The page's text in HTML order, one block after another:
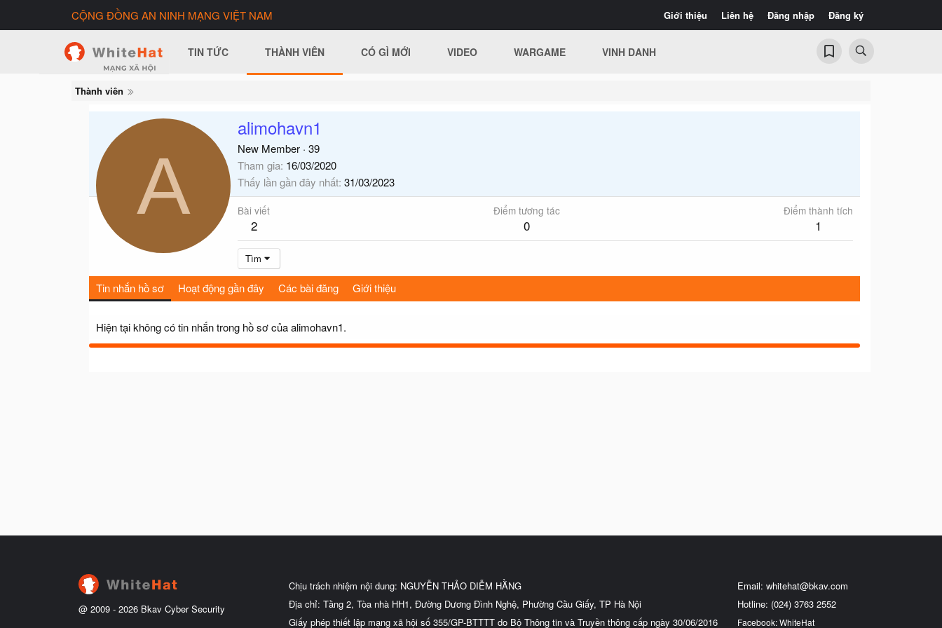
Giới thiệu Liên hệ Đăng nhập Đăng ký
CỘNG ĐỒNG AN NINH MẠNG VIỆT NAM
TIN TỨC THÀNH VIÊN CÓ GÌ MỚI VIDEO WARGAME VINH DANH
Thành viên
A
alimohavn1
New Member · 39
Tham gia 16/03/2020
Thấy lần gần đây nhất 31/03/2023
Bài viết
2
Điểm tương tác
0
Điểm thành tích
1
Tìm
Tin nhắn hồ sơ Hoạt động gần đây Các bài đăng Giới thiệu
Hiện tại không có tin nhắn trong hồ sơ của alimohavn1.
@ 2009 - 2026 Bkav Cyber Security
Chịu trách nhiệm nội dung: NGUYỄN THẢO DIỄM HẰNG
Địa chỉ: Tầng 2, Tòa nhà HH1, Đường Dương Đình Nghệ, Phường Cầu Giấy, TP Hà Nội
Giấy phép thiết lập mạng xã hội số 355/GP-BTTTT do Bộ Thông tin và Truyền thông cấp ngày 30/06/2016
Email: whitehat@bkav.com
Hotline: (024) 3763 2552
Facebook: WhiteHat